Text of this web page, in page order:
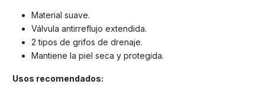
Material suave.
Válvula antirreflujo extendida.
2 tipos de grifos de drenaje.
Mantiene la piel seca y protegida.
Usos recomendados: